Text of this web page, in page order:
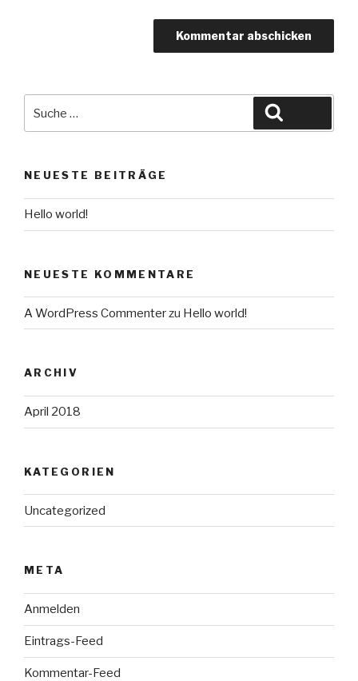
nach:
NEUESTE BEITRÄGE
Hello world!
NEUESTE KOMMENTARE
A WordPress Commenterzu Hello world!
ARCHIV
April 2018
KATEGORIEN
Uncategorized
META
Anmelden
Eintrags-Feed
Kommentar-Feed